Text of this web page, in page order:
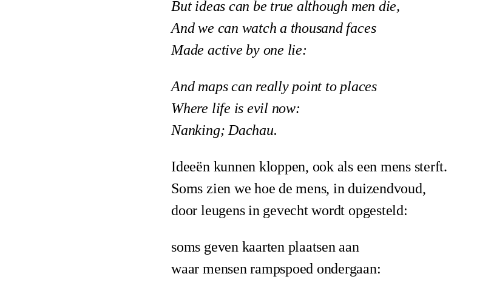
But ideas can be true although men die,
And we can watch a thousand faces
Made active by one lie:
And maps can really point to places
Where life is evil now:
Nanking; Dachau.
Ideeën kunnen kloppen, ook als een mens sterft.
Soms zien we hoe de mens, in duizendvoud,
door leugens in gevecht wordt opgesteld:
soms geven kaarten plaatsen aan
waar mensen rampspoed ondergaan: